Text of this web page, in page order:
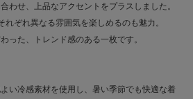
わせ、上品なアクセントをプラスしました。
ぞれ異なる雰囲気を楽しめるのも魅力。
った、トレンド感のある一枚です。
い冷感素材を使用し、暑い季節でも快適な着